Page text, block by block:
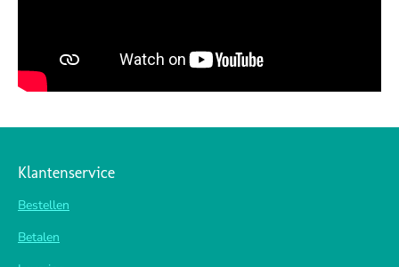
Klantenservice
Bestellen
Betalen